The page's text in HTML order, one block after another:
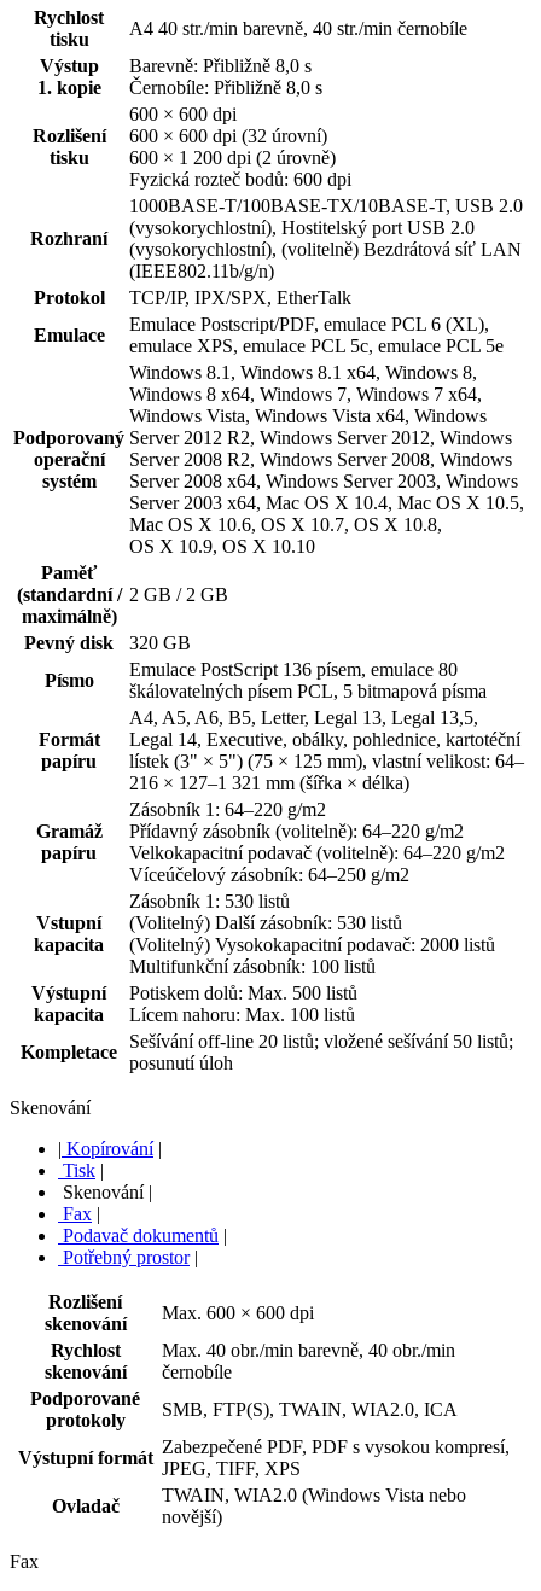
Rychlost
tisku
A4 40 str./min barevně, 40 str./min černobíle
Výstup
1. kopie
Barevně: Přibližně 8,0 s
Černobíle: Přibližně 8,0 s
Rozlišení
tisku
600 × 600 dpi
600 × 600 dpi (32 úrovní)
600 × 1 200 dpi (2 úrovně)
Fyzická rozteč bodů: 600 dpi
Rozhraní
1000BASE-T/100BASE-TX/10BASE-T, USB 2.0
(vysokorychlostní), Hostitelský port USB 2.0
(vysokorychlostní), (volitelně) Bezdrátová síť LAN
(IEEE802.11b/g/n)
Protokol
TCP/IP, IPX/SPX, EtherTalk
Emulace
Emulace Postscript/PDF, emulace PCL 6 (XL),
emulace XPS, emulace PCL 5c, emulace PCL 5e
Podporovaný
operační
systém
Windows 8.1, Windows 8.1 x64, Windows 8,
Windows 8 x64, Windows 7, Windows 7 x64,
Windows Vista, Windows Vista x64, Windows
Server 2012 R2, Windows Server 2012, Windows
Server 2008 R2, Windows Server 2008, Windows
Server 2008 x64, Windows Server 2003, Windows
Server 2003 x64, Mac OS X 10.4, Mac OS X 10.5,
Mac OS X 10.6, OS X 10.7, OS X 10.8,
OS X 10.9, OS X 10.10
Paměť
(standardní /
maximálně)
2 GB / 2 GB
Pevný disk
320 GB
Písmo
Emulace PostScript 136 písem, emulace 80
škálovatelných písem PCL, 5 bitmapová písma
Formát
papíru
A4, A5, A6, B5, Letter, Legal 13, Legal 13,5,
Legal 14, Executive, obálky, pohlednice, kartotéční
lístek (3" × 5") (75 × 125 mm), vlastní velikost: 64–
216 × 127–1 321 mm (šířka × délka)
Gramáž
papíru
Zásobník 1: 64–220 g/m2
Přídavný zásobník (volitelně): 64–220 g/m2
Velkokapacitní podavač (volitelně): 64–220 g/m2
Víceúčelový zásobník: 64–250 g/m2
Vstupní
kapacita
Zásobník 1: 530 listů
(Volitelný) Další zásobník: 530 listů
(Volitelný) Vysokokapacitní podavač: 2000 listů
Multifunkční zásobník: 100 listů
Výstupní
kapacita
Potiskem dolů: Max. 500 listů
Lícem nahoru: Max. 100 listů
Kompletace
Sešívání off-line 20 listů; vložené sešívání 50 listů;
posunutí úloh
Skenování
| Kopírování|
Tisk |
Skenování|
Fax |
Podavač dokumentů |
Potřebný prostor|
Rozlišení
skenování
Max. 600 × 600 dpi
Rychlost
skenování
Max. 40 obr./min barevně, 40 obr./min
černobíle
Podporované
protokoly
SMB, FTP(S), TWAIN, WIA2.0, ICA
Výstupní formát
Zabezpečené PDF, PDF s vysokou kompresí,
JPEG, TIFF, XPS
Ovladač
TWAIN, WIA2.0 (Windows Vista nebo
novější)
Fax